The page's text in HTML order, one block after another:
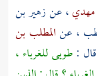
مهدي، عنزهير بن
، عنالمطلب بن
:طوبى للغرباء ،